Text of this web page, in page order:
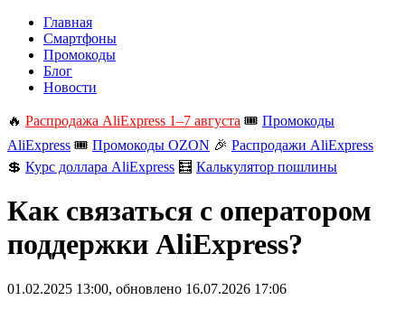
Главная
Смартфоны
Промокоды
Блог
Новости
🔥 Распродажа AliExpress 1–7 августа 🎟️ Промокоды
AliExpress 🎟️ Промокоды OZON 🎉 Распродажи AliExpress
💲 Курс доллара AliExpress 🧮 Калькулятор пошлины
Как связаться с оператором
поддержки AliExpress?
01.02.2025 13:00, обновлено 16.07.2026 17:06